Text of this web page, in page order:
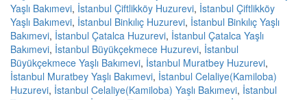
Yaşlı Bakımevi, İstanbul Çiftlikköy Huzurevi, İstanbul Çiftlikköy
Yaşlı Bakımevi, İstanbul Binkılıç Huzurevi, İstanbul Binkılıç Yaşlı
Bakımevi, İstanbul Çatalca Huzurevi, İstanbul Çatalca Yaşlı
Bakımevi, İstanbul Büyükçekmece Huzurevi, İstanbul
Büyükçekmece Yaşlı Bakımevi, İstanbul Muratbey Huzurevi,
İstanbul Muratbey Yaşlı Bakımevi, İstanbul Celaliye(Kamiloba)
Huzurevi, İstanbul Celaliye(Kamiloba) Yaşlı Bakımevi, İstanbul